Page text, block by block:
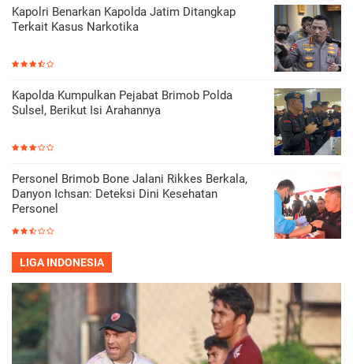
Kapolri Benarkan Kapolda Jatim Ditangkap
Terkait Kasus Narkotika
Kapolda Kumpulkan Pejabat Brimob Polda
Sulsel, Berikut Isi Arahannya
Personel Brimob Bone Jalani Rikkes Berkala,
Danyon Ichsan: Deteksi Dini Kesehatan
Personel
LIGA INDONESIA